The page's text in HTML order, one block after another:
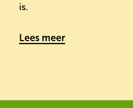
is.
Lees meer